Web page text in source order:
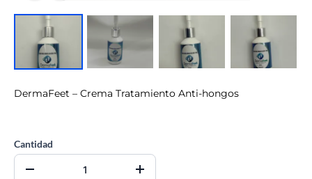
DermaFeet – Crema Tratamiento Anti-hongos
Cantidad